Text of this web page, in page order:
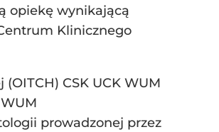
opiekę wynikającą
Klinicznego
CSK UCK WUM
prowadzonej przez